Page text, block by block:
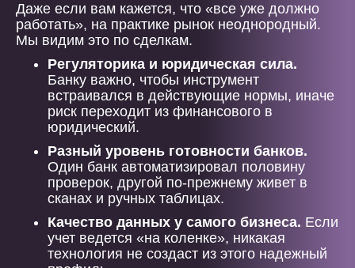
Даже если вам кажется, что «все уже должно
работать», на практике рынок неоднородный.
Мы видим это по сделкам.
Регуляторика и юридическая сила.
Банку важно, чтобы инструмент
встраивался в действующие нормы, иначе
риск переходит из финансового в
юридический.
Разный уровень готовности банков.
Один банк автоматизировал половину
проверок, другой по-прежнему живет в
сканах и ручных таблицах.
Качество данных у самого бизнеса. Если
учет ведется «на коленке», никакая
технология не создаст из этого надежный